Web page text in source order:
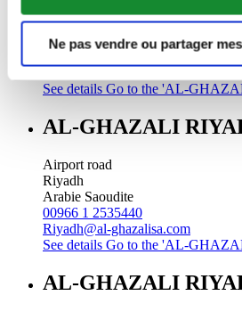
Ne pas vendre ou partager
Riyadh
Arabie Saoudite
See details Go to the 'AL-
AL-GHAZALI
Airport road
Riyadh
Arabie Saoudite
00966 1 2535440
Riyadh@al-ghazalisa.com
See details Go to the 'AL-
AL-GHAZALI